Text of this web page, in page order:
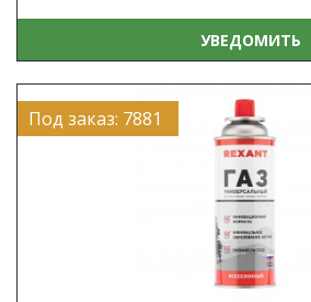
УВЕДОМИТЬ
Под заказ: 7881